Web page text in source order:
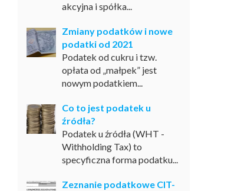
akcyjna i spółka...
Zmiany podatków i nowe
podatki od 2021
Podatek od cukru i tzw.
opłata od „małpek” jest
nowym podatkiem...
Co to jest podatek u
źródła?
Podatek u źródła (WHT -
Withholding Tax) to
specyficzna forma podatku...
Zeznanie podatkowe CIT-